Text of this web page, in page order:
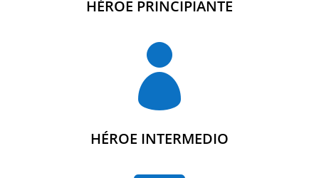
HÉROE PRINCIPIANTE

HÉROE INTERMEDIO